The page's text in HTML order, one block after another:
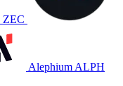
ZEC
Alephium ALPH